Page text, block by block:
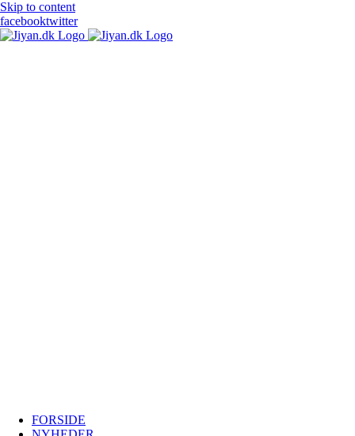
Skip to content
facebooktwitter
FORSIDE